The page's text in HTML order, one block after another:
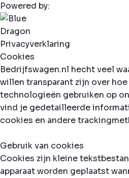
Powered by:
Privacyverklaring
Cookies
Bedrijfswagen.nl hecht veel
willen transparant zijn over
technologieën gebruiken op
vind je gedetailleerde
cookies en andere
Gebruik van cookies
Cookies zijn kleine
apparaat worden geplaatst